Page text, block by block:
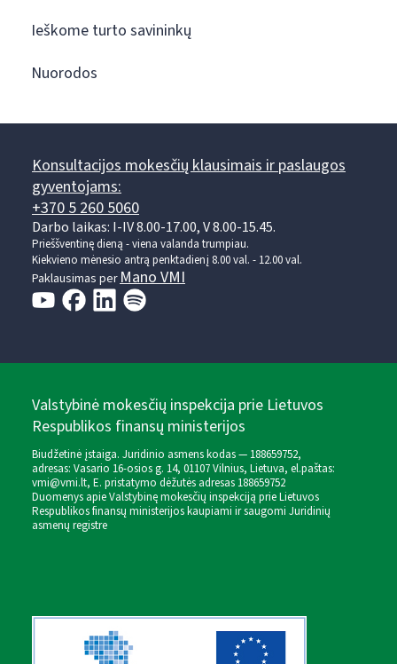
Ieškome turto savininkų
Nuorodos
Konsultacijos mokesčių klausimais ir paslaugos
gyventojams:
+370 5 260 5060
Darbo laikas: I-IV 8.00-17.00, V 8.00-15.45.
Prieššventinę dieną - viena valanda trumpiau.
Kiekvieno mėnesio antrą penktadienį 8.00 val. - 12.00 val.
Paklausimas perMano VMI
Valstybinė mokesčių inspekcija prie Lietuvos
Respublikos finansų ministerijos
Biudžetinė įstaiga. Juridinio asmens kodas — 188659752,
adresas: Vasario 16-osios g. 14, 01107 Vilnius, Lietuva, el.paštas:
vmi@vmi.lt, E. pristatymo dėžutės adresas 188659752
Duomenys apie Valstybinę mokesčių inspekciją prie Lietuvos
Respublikos finansų ministerijos kaupiami ir saugomi Juridinių
asmenų registre